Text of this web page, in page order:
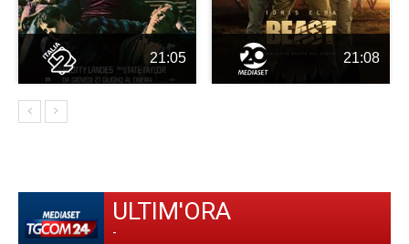
21:05 21:08
ULTIM'ORA
-